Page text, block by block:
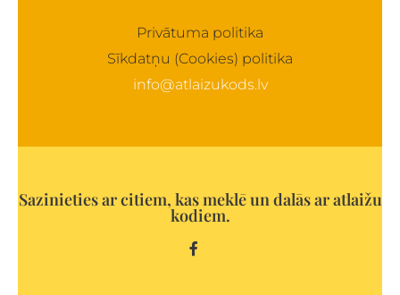
Privātuma politika
Sīkdatņu (Cookies) politika
info@atlaizukods.lv
Sazinieties ar citiem, kas meklē un dalās ar atlaižu
kodiem.